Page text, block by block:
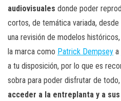
audiovisuales donde poder
cortos, de temática variada,
una revisión de modelos
la marca como Patrick Dempsey a
a tu disposición, por lo que es
sobra para poder disfrutar de
acceder a la entreplanta y a